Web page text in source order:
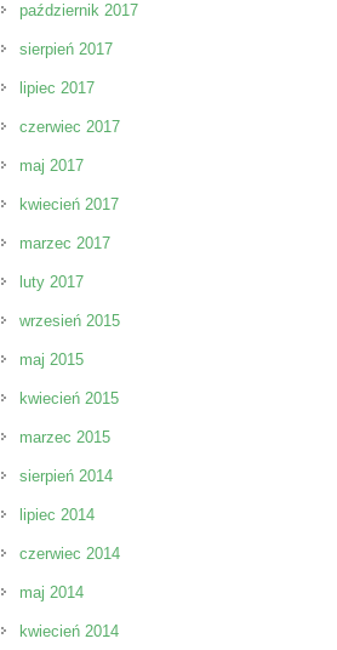
październik 2017
sierpień 2017
lipiec 2017
czerwiec 2017
maj 2017
kwiecień 2017
marzec 2017
luty 2017
wrzesień 2015
maj 2015
kwiecień 2015
marzec 2015
sierpień 2014
lipiec 2014
czerwiec 2014
maj 2014
kwiecień 2014